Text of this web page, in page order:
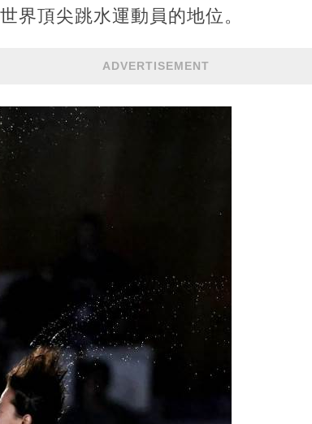
界頂尖跳水運動員的地位。
ADVERTISEMENT